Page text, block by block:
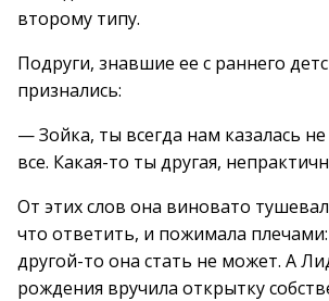
второму типу.
Подруги, знавшие ее с раннего
признались:
— Зойка, ты всегда нам казалась
все. Какая-то ты другая,
От этих слов она виновато
что ответить, и пожимала плечами:
другой-то она стать не может. А
рождения вручила открытку